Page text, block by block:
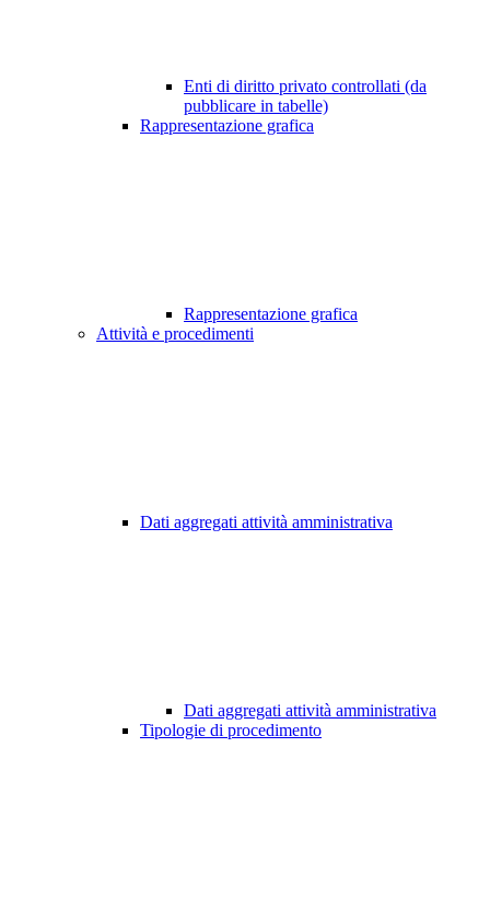
Enti di diritto privato controllati (da
pubblicare in tabelle)
Rappresentazione grafica
Rappresentazione grafica
Attività e procedimenti
Dati aggregati attività amministrativa
Dati aggregati attività amministrativa
Tipologie di procedimento